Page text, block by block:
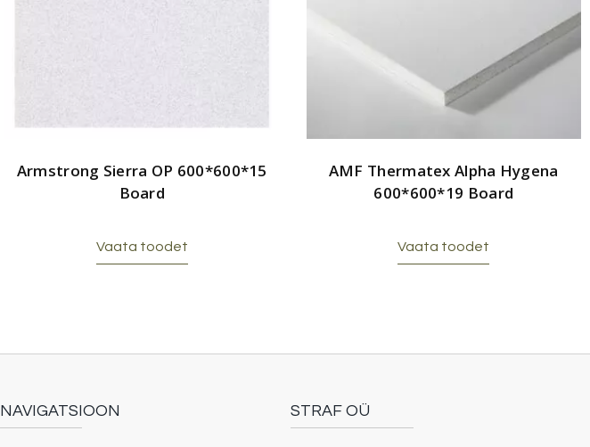
Armstrong Sierra OP 600*600*15
Board
Vaata toodet
AMF Thermatex Alpha Hygena
600*600*19 Board
Vaata toodet
NAVIGATSIOON STRAF OÜ